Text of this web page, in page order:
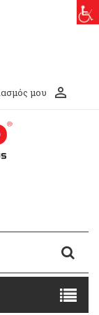
μου perm_identity